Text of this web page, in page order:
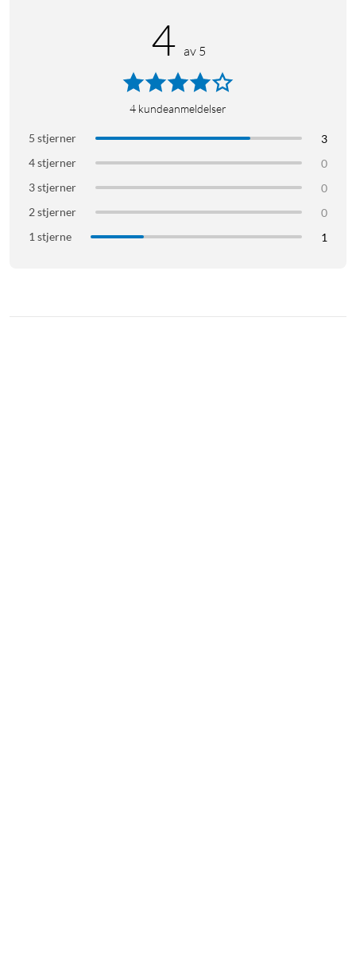
4 av 5
4 kundeanmeldelser
5 stjerner
3
4 stjerner
0
3 stjerner
0
2 stjerner
0
1 stjerne
1